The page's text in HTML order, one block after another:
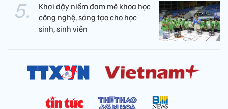
Khơi dậy niềm đam mê khoa học
công nghệ, sáng tạo cho học
sinh, sinh viên